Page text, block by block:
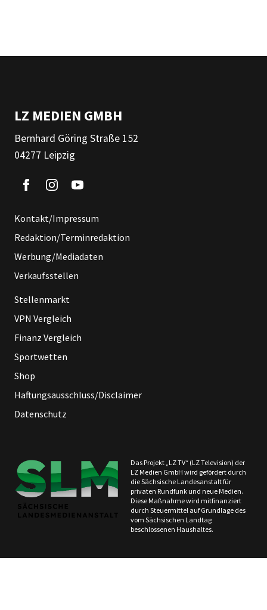
LZ MEDIEN GMBH
Bernhard Göring Straße 152
04277 Leipzig
Kontakt/Impressum
Redaktion/Terminredaktion
Werbung/Mediadaten
Verkaufsstellen
Stellenmarkt
VPN Vergleich
Finanz Vergleich
Sportwetten
Shop
Haftungsausschluss/Disclaimer
Datenschutz
Das Projekt „LZ TV“ (LZ Television) der
LZ Medien GmbH wird gefördert durch
die Sächsische Landesanstalt für
privaten Rundfunk und neue Medien.
Diese Maßnahme wird mitfinanziert
durch Steuermittel auf Grundlage des
vom Sächsischen Landtag
beschlossenen Haushaltes.